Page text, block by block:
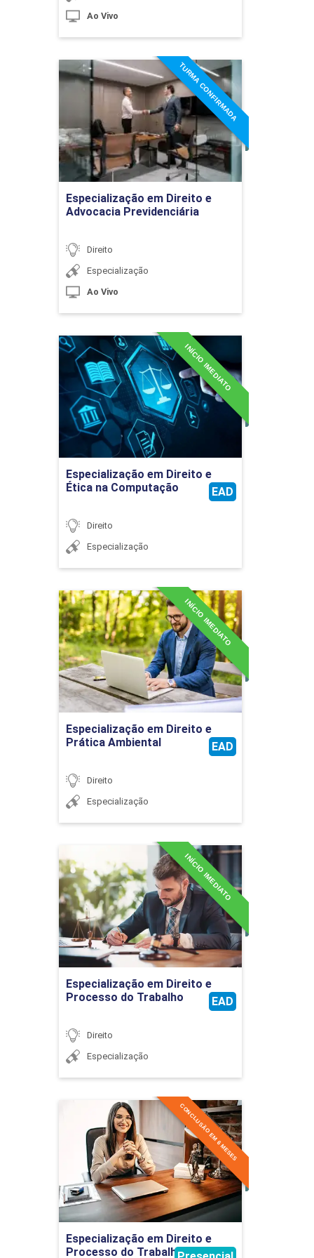
Ao Vivo
Especialização em Direito e
Advocacia Previdenciária
TURMA CONFIRMADA
Direito
Especialização
Ao Vivo
Especialização em Direito e
Advocacia Previdenciária
Detalhes do curso
Ir para Inscrição
Especialização em Direito e
Ética na Computação
EAD
INÍCIO IMEDIATO
Direito
Especialização
Especialização em Direito e
Ética na Computação
Detalhes do curso
Ir para Inscrição
Especialização em Direito e
Prática Ambiental
EAD
INÍCIO IMEDIATO
Direito
Especialização
Especialização em Direito e
Prática Ambiental
Detalhes do curso
Ir para Inscrição
Especialização em Direito e
Processo do Trabalho
EAD
INÍCIO IMEDIATO
Direito
Especialização
Especialização em Direito e
Processo do Trabalho
Detalhes do curso
Ir para Inscrição
Especialização em Direito e
Processo do Trabalho Aplicado
CONCLUSÃO EM 6 MESES
Especialização em Direito e
Processo do Trabalho
Aplicado
Detalhes do curso